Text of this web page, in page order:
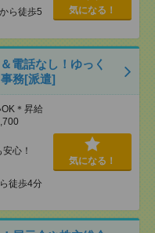
ら徒歩5
気になる！
電話なし！ゆっく
務[派遣]
＊昇給
心！
徒歩4分
気になる！